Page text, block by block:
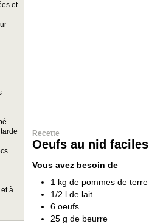
et
à
Recette
Oeufs au nid faciles
Vous avez besoin de
1 kg de pommes de terre
1/2 l de lait
6 oeufs
25 g de beurre